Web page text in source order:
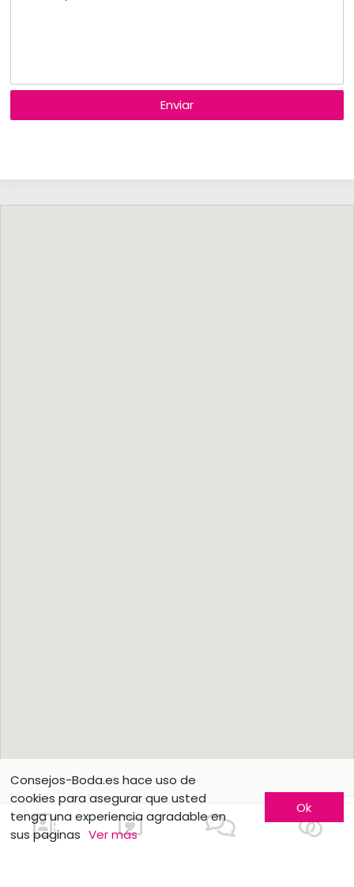
Contactarnos
Enviar
Consejos-Boda.es hace uso de
cookies para asegurar que usted
tenga una experiencia agradable en
sus paginas Ver más
Ok